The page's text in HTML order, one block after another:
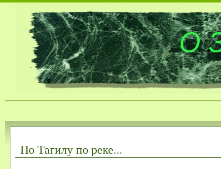
О
По Тагилу по реке...